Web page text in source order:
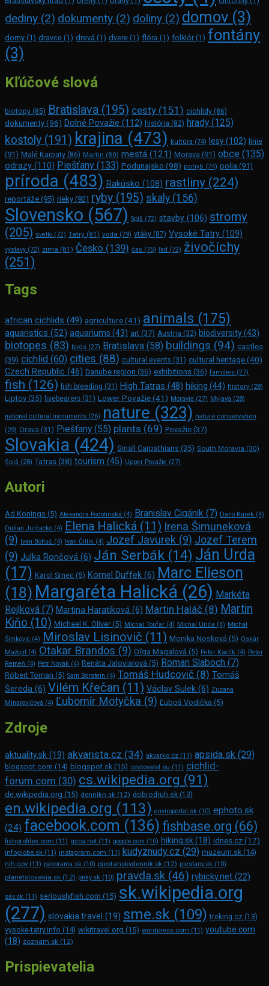
dediny (2) dokumenty (2) doliny (2) domov (3)
domy (1) dravce (1) drevá (1) dvere (1) flóra (1) folklór (1) fontány
(3)
Kľúčové slová
biotopy (85) Bratislava (195) cesty (151) cichlidy (86)
dokumenty (96) Dolné Považie (112) história (82) hrady (125)
kostoly (191) krajina (473) kultúra (74) lesy(102) línie
(91) Malé Karpaty (86) Martin (80) mestá (121) Morava (91) obce (135)
odrazy (110) Piešťany (133) Podunajsko (98) pohyb (74) polia (91)
príroda (483) Rakúsko (108) rastliny (224)
reportáže (95) rieky (92) ryby (195) skaly (156)
Slovensko (567) Spiš (72) stavby (106) stromy
(205) svetlo (72) Tatry (81) voda (79) vtáky (87) Vysoké Tatry (109)
výstavy (72) zima (81) Česko (139) čas (75) ľad (72) živočíchy
(251)
Tags
african cichlids (49) agriculture(41) animals (175)
aquaristics (52) aquariums (43) art (37) Austria (32) biodiversity(43)
biotopes (83) birds (27) Bratislava (58) buildings (94) castles
(39) cichlid (60) cities (88) cultural events (31) cultural heritage (40)
Czech Republic (46) Danube region (36) exhibitions (36) families (27)
fish (126) fish breeding (31) High Tatras (48) hiking (44) history (28)
Liptov (35) livebearers (31) Lower Považie(41) Moravia (27) Myjava (28)
national cultural monuments (26) nature (323) nature conservation
(29) Orava (31) Piešťany (55) plants (69) Považie (37)
Slovakia (424) Small Carpathians (35) South Moravia (30)
Spiš (28) Tatras (38) tourism (45) Upper Považie (27)
Autori
Ad Konings (5) Alexandra Podolinská (4) Branislav Cigánik (7) Dano Kurek (4)
Dušan Jurčacko (4) Elena Halická (11) Irena Šimuneková
(9)
Ivan Bohuš (4) Ivan Čillík (4) Jozef Javurek (9) Jozef Terem
(9) Julka Rončová (6) Ján Serbák (14) Ján Urda
(17) Karol Srnec (5) Kornel Duffek (6) Marc Elie­son
(18) Margaréta Halická (26) Markéta
Rejlková (7) Martina Haratíková (6) Martin Haláč (8) Martin
Kiňo (10) Michael K. Oliver (5) Michal Toufar (4) Michal Uriča (4) Michal
Šimkovic (4) Miroslav Lisinovič (11) Monika Nosková (5) Oskár
Mažgút (4) Otakar Brandos (9) Oľga Magalová (5) Peter Kaclík (4) Peter
Remeň (4) Petr Novák (4) Renáta Jaloviarová (5) Roman Slaboch (7)
Róbert Toman (5) Sam Bors­tein (4) Tomáš Hudcovič (8) Tomáš
Šereda (6) Vilém Křečan (11) Václav Sulek (6) Zuzana
Minarovičová (4) Ľubomír Motyčka (9) Ľuboš Vodička (5)
Zdroje
aktuality.sk (19) akvarista.cz (34) akvarko.cz (11) apsida.sk (29)
blogspot.com (14) blogspot.sk (15) cestovatel.eu (11) cichlid-
forum.com (30) cs.wikipedia.org (91)
de.wikipedia.org (15) dennikn.sk (12) dobrodruh.sk (13)
en.wikipedia.org (113) enviroportal.sk (10) ephoto.sk
(24) facebook.com (136) fishbase.org (66)
fishprofiles.com (11) gcca.net (11) google.com (10) hiking.sk(18) idnes.cz(17)
infoglobe.sk (11) instagram.com (11) kudyznudy.cz (29) muzeum.sk (14)
nih.gov (11) panorama.sk (10) piestanskydennik.sk (12) piestany.sk (10)
planetslovakia.sk (12) pnky.sk (10) pravda.sk (46) rybicky.net (22)
sav.sk (11) seriouslyfish.com (15) sk.wikipedia.org
(277) slovakia.travel (19) sme.sk (109) treking.cz (13)
vysoke-tatry.info (14) wikitravel.org (15) wordpress.com (11) youtube.com
(18) zoznam.sk (12)
Prispievatelia